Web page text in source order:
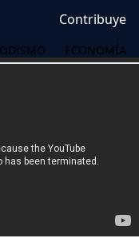
Contribuye
ECONOMÍA